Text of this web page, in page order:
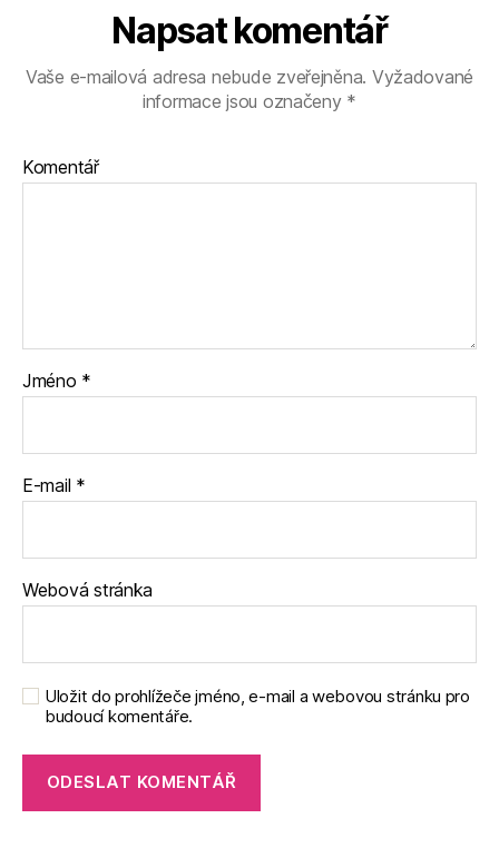
Napsat komentář
Vaše e-mailová adresa nebude zveřejněna. Vyžadované
informace jsou označeny *
Komentář
Jméno *
E-mail *
Webová stránka
Uložit do prohlížeče jméno, e-mail a webovou stránku pro
budoucí komentáře.